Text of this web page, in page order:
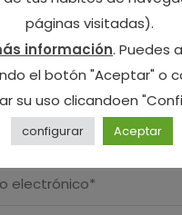
páginas visitadas).
información. Puedes
el botón "Aceptar" o
su uso clicandoen
configurar Aceptar